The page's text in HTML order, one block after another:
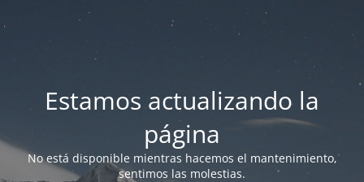
Estamos actualizando la
página
No está disponible mientras hacemos el mantenimiento,
sentimos las molestias.